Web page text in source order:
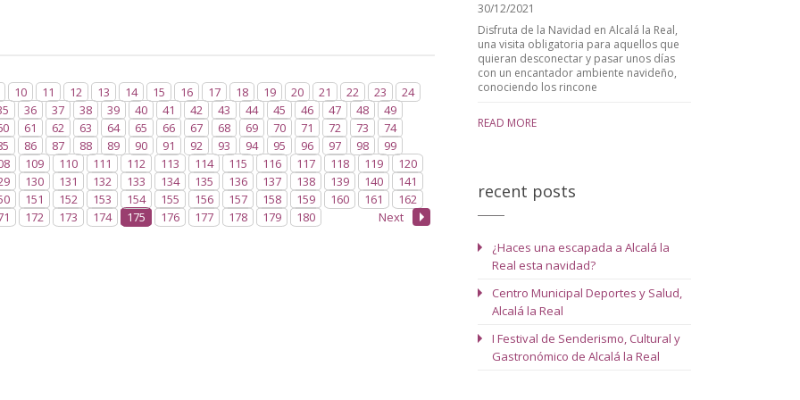
10 11 12 13 14 15 16 17 18 19 20 21 22 23
24
36 37 38 39 40 41 42 43 44 45 46 47 48
49
61 62 63 64 65 66 67 68 69 70 71 72 73
74
86 87 88 89 90 91 92 93 94 95 96 97 98
99
109 110 111 112 113 114 115 116 117 118 119
120
130 131 132 133 134 135 136 137 138 139 140
141
151 152 153 154 155 156 157 158 159 160 161
162
172 173 174 175 176 177 178 179 180 Next
30/12/2021
Disfruta de la Navidad en Alcalá la Real,
una visita obligatoria para aquellos que
quieran desconectar y pasar unos días
con un encantador ambiente navideño,
conociendo los rincone
READ MORE
recent posts
¿Haces una escapada a Alcalá la
Real esta navidad?
Centro Municipal Deportes y Salud,
Alcalá la Real
I Festival de Senderismo, Cultural y
Gastronómico de Alcalá la Real